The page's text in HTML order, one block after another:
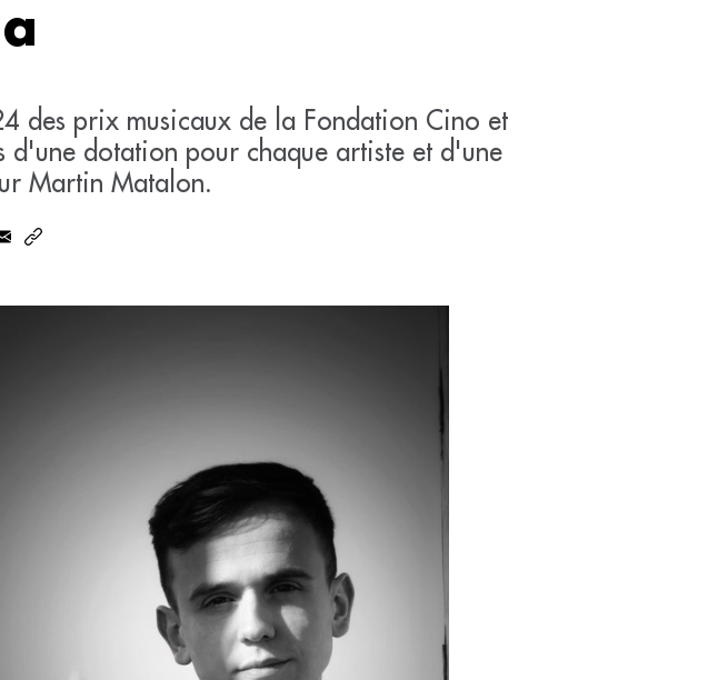
des prix musicaux de la Fondation Cino et
d'une dotation pour chaque artiste et d'une
Martin Matalon.